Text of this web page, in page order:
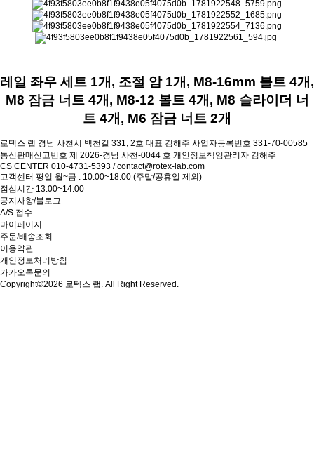
레일 좌우 세트 1개, 조절 암 1개, M8-16mm 볼트 4개,
M8 잠금 너트 4개, M8-12 볼트 4개, M8 슬라이더 너
트 4개, M6 잠금 너트 2개
로텍스 랩 경남 사천시 백천길 331, 2호 대표 김해주 사업자등록번호 331-70-00585
통신판매신고번호 제 2026-경남 사천-0044 호 개인정보책임관리자 김해주
CS CENTER 010-4731-5393 / contact@rotex-lab.com
고객센터 평일 월~금 : 10:00~18:00 (주말/공휴일 제외)
점심시간 13:00~14:00
공지사항/블로그
A/S 접수
마이페이지
주문/배송조회
이용약관
개인정보처리방침
카카오톡문의
Copyright©2026 로텍스 랩. All Right Reserved.